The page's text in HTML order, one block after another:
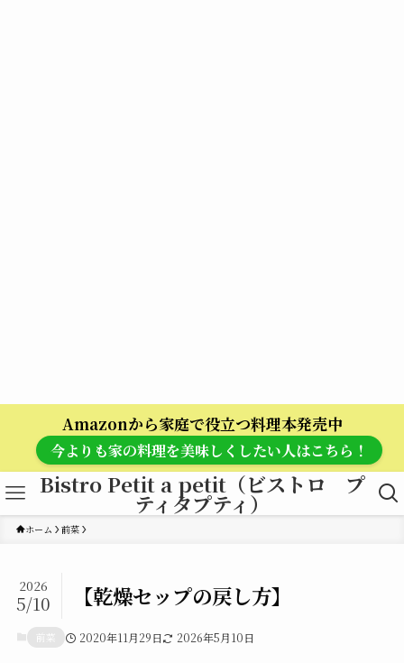
Amazonから家庭で役立つ料理本発売中
今よりも家の料理を美味しくしたい人はこちら！
Bistro Petit a petit（ビストロ プ
ティタプティ）
ホーム 前菜
【乾燥セップの戻し方】
2026
5/10
前菜 2020年11月29日 2026年5月10日